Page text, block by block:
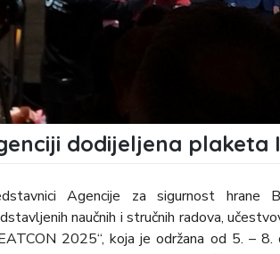
dodijeljena plaketa
Agencije za sigurnost
naučnih i stručnih radova,
2025“, koja je održana od 5. –